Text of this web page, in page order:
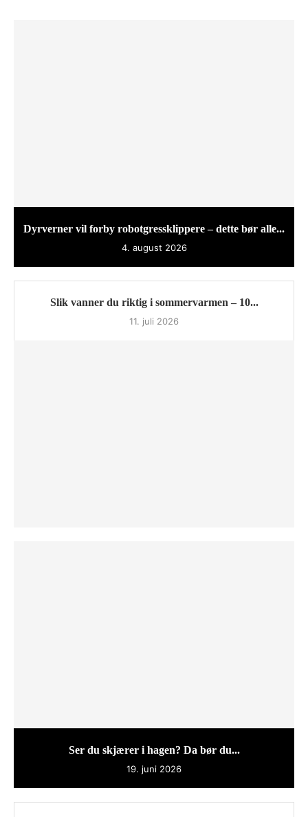
Dyrverner vil forby robotgressklippere – dette bør alle...
4. august 2026
Slik vanner du riktig i sommervarmen – 10...
11. juli 2026
Ser du skjærer i hagen? Da bør du...
19. juni 2026